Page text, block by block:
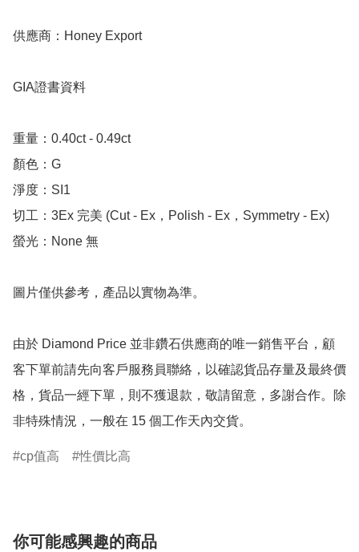
供應商：Honey Export
GIA證書資料
重量：0.40ct - 0.49ct
顏色：G
淨度：SI1
切工：3Ex 完美 (Cut - Ex，Polish - Ex，Symmetry - Ex)
螢光：None 無
圖片僅供參考，產品以實物為準。
由於 Diamond Price 並非鑽石供應商的唯一銷售平台，顧
客下單前請先向客戶服務員聯絡，以確認貨品存量及最終價
格，貨品一經下單，則不獲退款，敬請留意，多謝合作。除
非特殊情況，一般在 15 個工作天內交貨。
cp值高 性價比高
你可能感興趣的商品